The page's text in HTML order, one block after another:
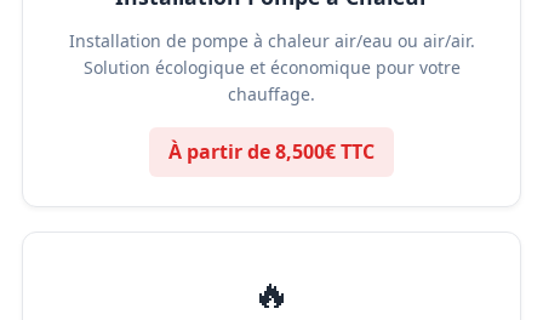
Installation de pompe à chaleur air/eau ou air/air.
Solution écologique et économique pour votre
chauffage.
À partir de 8,500€ TTC
🔥